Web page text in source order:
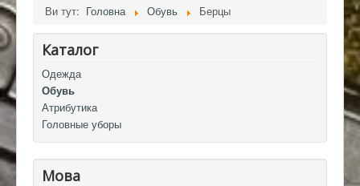
Ви тут: Головна Обувь Берцы
Каталог
Одежда
Обувь
Атрибутика
Головные уборы
Мова